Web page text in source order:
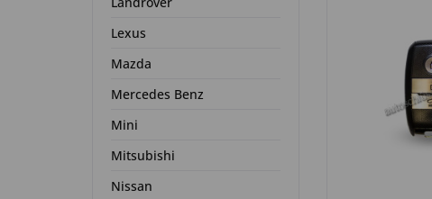
Lexus
Mazda
Mercedes Benz
Mini
Mitsubishi
Nissan